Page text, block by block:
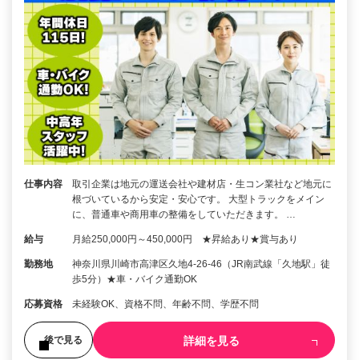
仕事内容
取引企業は地元の運送会社や建材店・生コン業社など地元に
根づいているから安定・安心です。 大型トラックをメイン
に、普通車や商用車の整備をしていただきます。 …
給与 月給250,000円～450,000円 ★昇給あり★賞与あり
勤務地
神奈川県川崎市高津区久地4-26-46（JR南武線「久地駅」徒
歩5分）★車・バイク通勤OK
応募資格 未経験OK、資格不問、年齢不問、学歴不問
後で見る 詳細を見る